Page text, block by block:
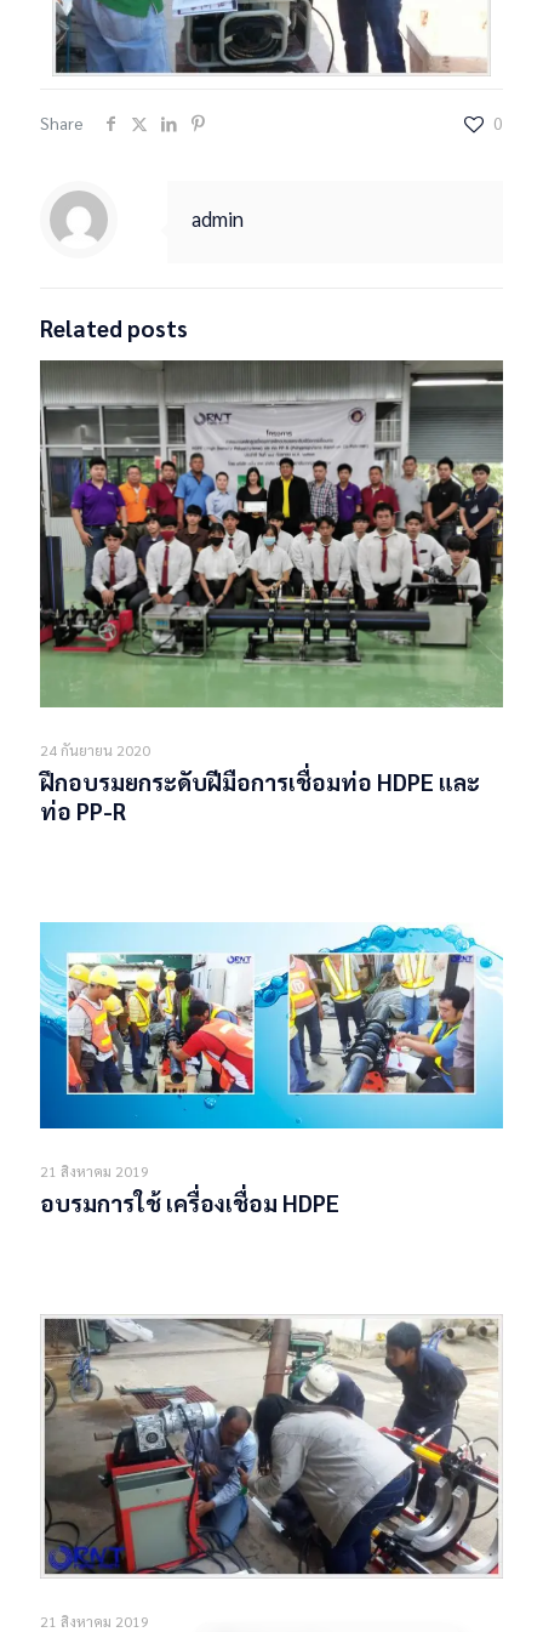
Share 0
admin
Related posts
24 กันยายน 2020
ฝึกอบรมยกระดับฝีมือการเชื่อมท่อ HDPE และ
ท่อ PP-R
21 สิงหาคม 2019
อบรมการใช้ เครื่องเชื่อม HDPE
21 สิงหาคม 2019